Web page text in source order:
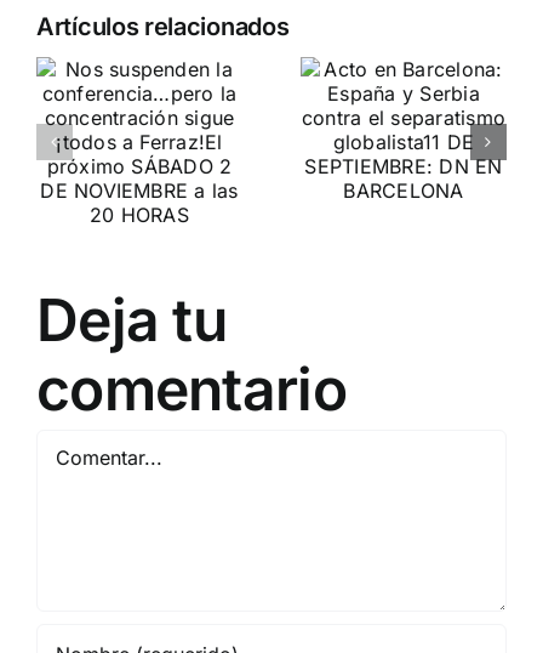
Artículos relacionados
Acto en
Barcelona:
España y
Serbia
contra el
separatismo
globalista
contra la
invasión
migratoria
y el gran
reemplazo
Deja tu
comentario